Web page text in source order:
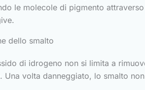
le molecole di pigmento
dello smalto
di idrogeno non si limita a
Una volta danneggiato, lo smalto